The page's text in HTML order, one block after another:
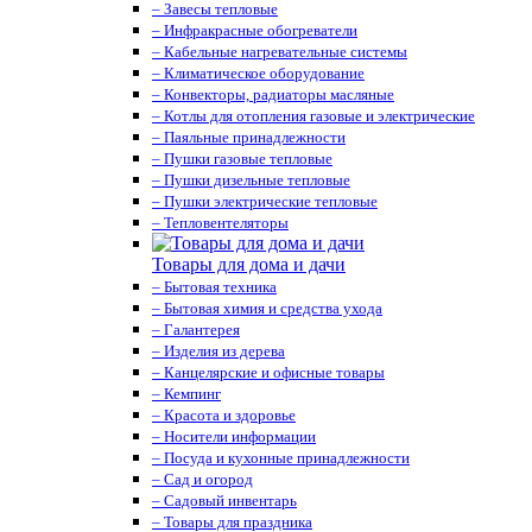
– Завесы тепловые
– Инфракрасные обогреватели
– Кабельные нагревательные системы
– Климатическое оборудование
– Конвекторы, радиаторы масляные
– Котлы для отопления газовые и электрические
– Паяльные принадлежности
– Пушки газовые тепловые
– Пушки дизельные тепловые
– Пушки электрические тепловые
– Тепловентеляторы
Товары для дома и дачи
– Бытовая техника
– Бытовая химия и средства ухода
– Галантерея
– Изделия из дерева
– Канцелярские и офисные товары
– Кемпинг
– Красота и здоровье
– Носители информации
– Посуда и кухонные принадлежности
– Сад и огород
– Садовый инвентарь
– Товары для праздника